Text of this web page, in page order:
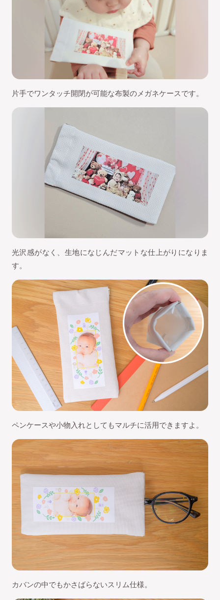
片手でワンタッチ開閉が可能な布製のメガネケースです。
光沢感がなく、生地になじんだマットな仕上がりになりま
す。
ペンケースや小物入れとしてもマルチに活用できますよ。
カバンの中でもかさばらないスリム仕様。